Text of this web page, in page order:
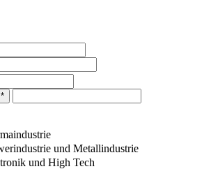
und Metallindustrie
und High Tech